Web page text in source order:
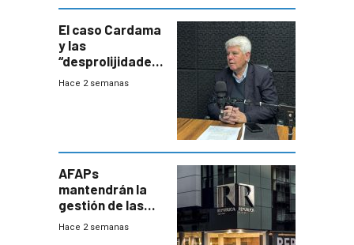
innovadora
El caso Cardama
y las
“desprolijidades”
que la
Hace 2 semanas
AFAPs
mantendrán la
gestión de las
cuentas
Hace 2 semanas